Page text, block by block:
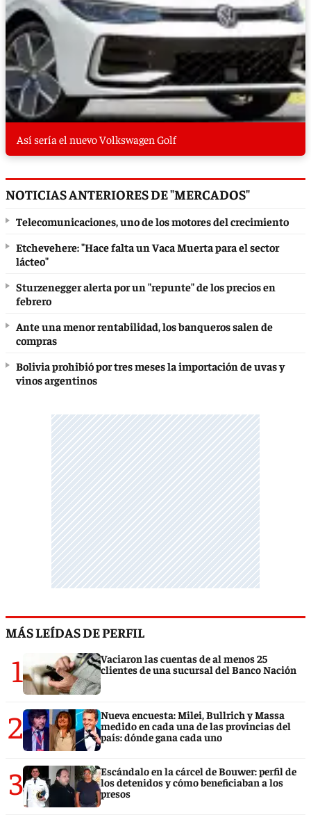
Así sería el nuevo Volkswagen Golf
NOTICIAS ANTERIORES DE "MERCADOS"
Telecomunicaciones, uno de los motores del crecimiento
Etchevehere: "Hace falta un Vaca Muerta para el sector
lácteo"
Sturzenegger alerta por un "repunte" de los precios en
febrero
Ante una menor rentabilidad, los banqueros salen de
compras
Bolivia prohibió por tres meses la importación de uvas y
vinos argentinos
MÁS LEÍDAS DE PERFIL
1
Vaciaron las cuentas de al menos 25
clientes de una sucursal del Banco Nación
2
Nueva encuesta: Milei, Bullrich y Massa
medido en cada una de las provincias del
país: dónde gana cada uno
3
Escándalo en la cárcel de Bouwer: perfil de
los detenidos y cómo beneficiaban a los
presos